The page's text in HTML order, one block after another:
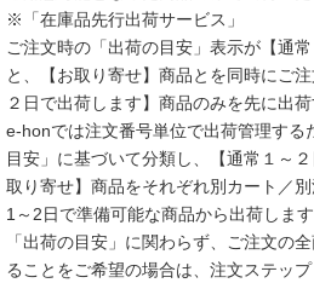
※「在庫品先行出荷サービス」
ご注文時の「出荷の目安」表示が【通
と、【お取り寄せ】商品とを同時にご
２日で出荷します】商品のみを先に出荷
e-honでは注文番号単位で出荷管理する
目安」に基づいて分類し、【通常１～
取り寄せ】商品をそれぞれ別カート／
1～2日で準備可能な商品から出荷します
「出荷の目安」に関わらず、ご注文の
ることをご希望の場合は、注文ステッ